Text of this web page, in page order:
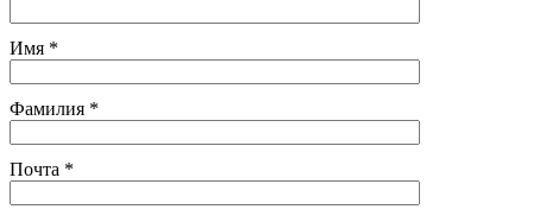
Имя *
Фамилия *
Почта *